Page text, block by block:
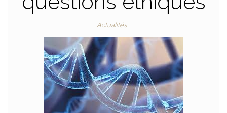
Actualités